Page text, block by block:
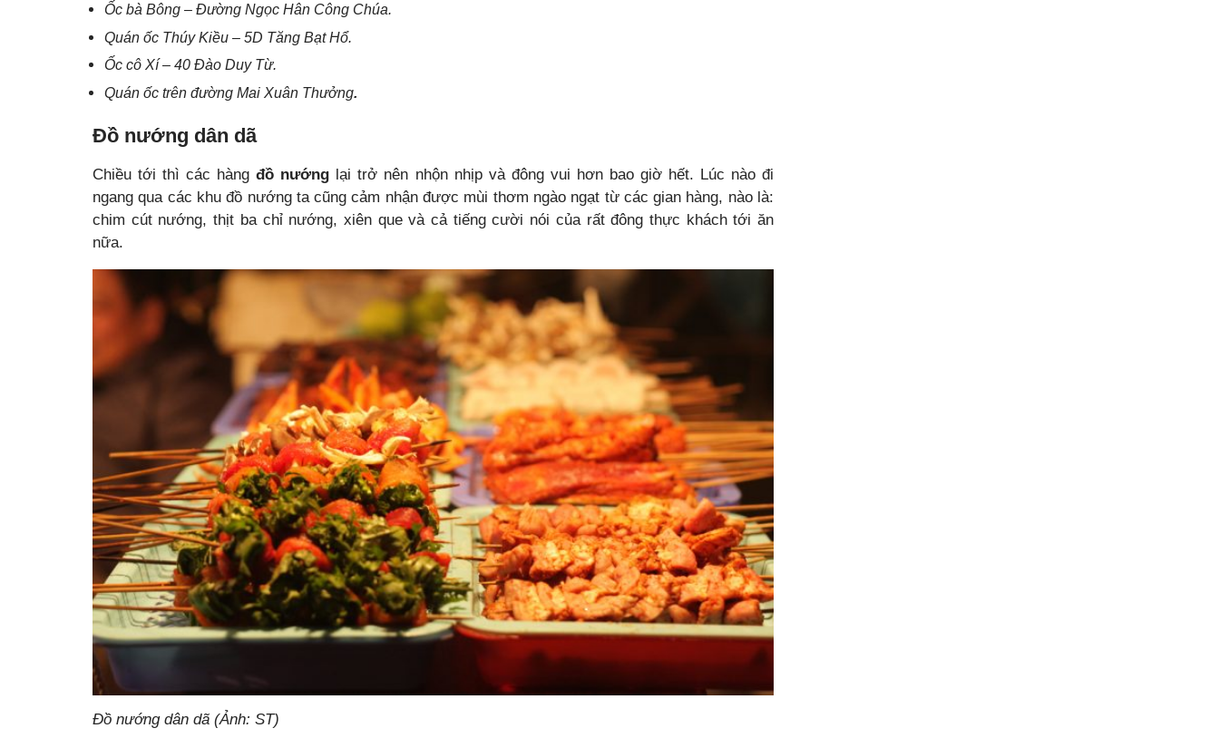
Ốc bà Bông – Đường Ngọc Hân Công Chúa.
Quán ốc Thúy Kiều – 5D Tăng Bạt Hổ.
Ốc cô Xí – 40 Đào Duy Từ.
Quán ốc trên đường Mai Xuân Thưởng.
Đồ nướng dân dã
Chiều tới thì các hàngđồ nướng lại trở nên nhộn nhịp và đông vui hơn bao giờ hết. Lúc nào đi
ngang qua các khu đồ nướng ta cũng cảm nhận được mùi thơm ngào ngạt từ các gian hàng, nào là:
chim cút nướng, thịt ba chỉ nướng, xiên que và cả tiếng cười nói của rất đông thực khách tới ăn
nữa.
Đồ nướng dân dã (Ảnh: ST)